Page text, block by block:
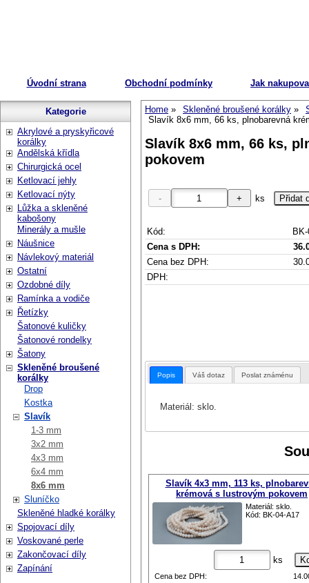
Úvodní strana Obchodní podmínky Jak
Home Skleněné broušené korálky
Slavík 8x6 mm, 66 ks, plnobarevná
Slavík 8x6 mm, 66 ks,
pokovem
ks
Kód:
Cena s DPH:
Cena bez DPH:
DPH:
Popis Váš dotaz Poslat známénu
Materiál: sklo.
Slavík 4x3 mm, 113 ks,
krémová s lustrovým pokovem
Materiál: sklo.
Kód: BK-04-A17
ks
Cena bez DPH:
Kategorie
Akrylové a pryskyřicové
korálky
Andělská křídla
Chirurgická ocel
Ketlovací jehly
Ketlovací nýty
Lůžka a skleněné
kabošony
Minerály a mušle
Náušnice
Návlekový materiál
Ostatní
Ozdobné díly
Ramínka a vodiče
Řetízky
Šatonové kuličky
Šatonové rondelky
Šatony
Skleněné broušené
korálky
Drop
Kostka
Slavík
1-3 mm
3x2 mm
4x3 mm
6x4 mm
8x6 mm
Sluníčko
Skleněné hladké korálky
Spojovací díly
Voskované perle
Zakončovací díly
Zapínání